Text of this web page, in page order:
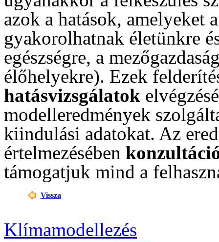
azok a hatások, amelyeket
gyakorolhatnak életünkre
egészségre, a
élőhelyekre). Ezek
hatásvizsgálatok
modelleredmények
kiindulási adatokat. Az
értelmezésében
támogatjuk mind a
Vissza
Klímamodellezés